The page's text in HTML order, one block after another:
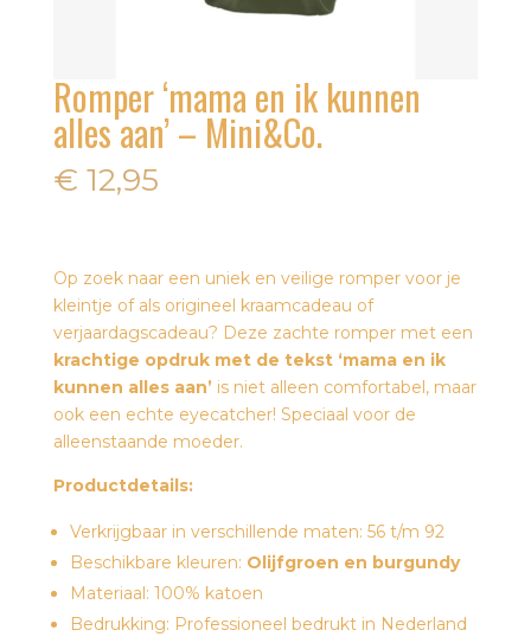
Romper ‘mama en ik kunnen
alles aan’ – Mini&Co.
€ 12,95
Op zoek naar een uniek en veilige romper voor je
kleintje of als origineel kraamcadeau of
verjaardagscadeau? Deze zachte romper met een
krachtige opdruk met de tekst ‘mama en ik
kunnen alles aan’ is niet alleen comfortabel, maar
ook een echte eyecatcher! Speciaal voor de
alleenstaande moeder.
Productdetails:
Verkrijgbaar in verschillende maten: 56 t/m 92
Beschikbare kleuren: O lijfgroen en burgundy
Materiaal: 100% katoen
Bedrukking: Professioneel bedrukt in Nederland